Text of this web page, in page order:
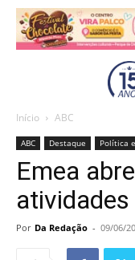
Início ABC
ABC Destaque Política
Emea
Por Da Redação - 09/06/